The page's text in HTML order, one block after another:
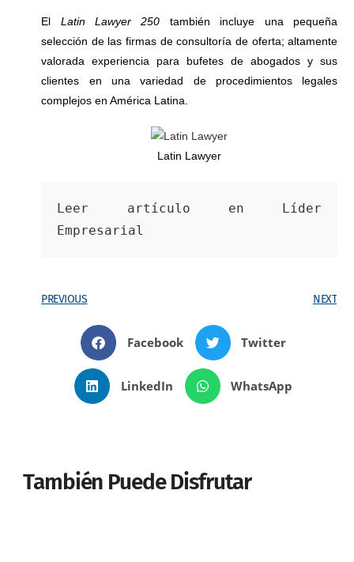
El Latin Lawyer 250 también incluye una pequeña
selección de las firmas de consultoría de oferta; altamente
valorada experiencia para bufetes de abogados y sus
clientes en una variedad de procedimientos legales
complejos en América Latina.
Latin Lawyer
Leer artículo en Líder
Empresarial
PREVIOUS NEXT
Facebook Twitter
LinkedIn WhatsApp
También Puede Disfrutar